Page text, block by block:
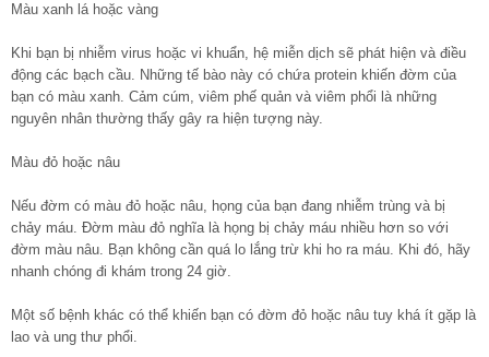
Màu xanh lá hoặc vàng
Khi bạn bị nhiễm virus hoặc vi khuẩn, hệ miễn dịch sẽ phát hiện và điều
động các bạch cầu. Những tế bào này có chứa protein khiến đờm của
bạn có màu xanh. Cảm cúm, viêm phế quản và viêm phổi là những
nguyên nhân thường thấy gây ra hiện tượng này.
Màu đỏ hoặc nâu
Nếu đờm có màu đỏ hoặc nâu, họng của bạn đang nhiễm trùng và bị
chảy máu. Đờm màu đỏ nghĩa là họng bị chảy máu nhiều hơn so với
đờm màu nâu. Bạn không cần quá lo lắng trừ khi ho ra máu. Khi đó, hãy
nhanh chóng đi khám trong 24 giờ.
Một số bệnh khác có thể khiến bạn có đờm đỏ hoặc nâu tuy khá ít gặp là
lao và ung thư phổi.